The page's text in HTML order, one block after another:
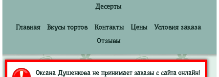
Десерты
Главная Вкусы тортов Контакты Цены
Условия заказа
Отзывы
Оксана Душенкова не принимает заказы с сайта онлайн!